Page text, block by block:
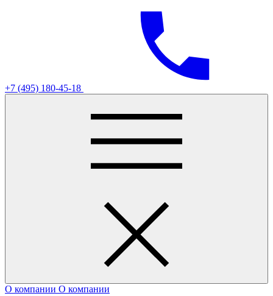
+7 (495) 180-45-18
О компании О компании